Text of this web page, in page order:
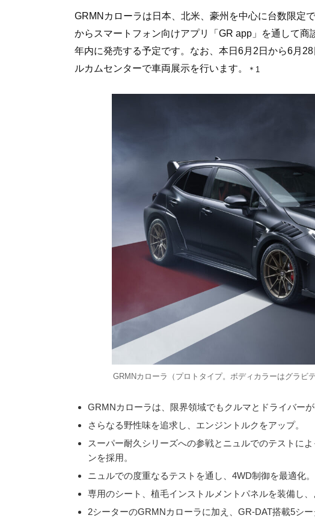
GRMNカローラは日本、北米、豪州を中心に台数限定
からスマートフォン向けアプリ「GR app」を通して
年内に発売する予定です。なお、本日6月2日から6月
ルカムセンターで車両展示を行います。
＊1
GRMNカローラ（プロトタイプ。ボディカラーはグラビテ
GRMNカローラは、限界領域でもクルマとドライバー
さらなる野性味を追求し、エンジントルクをアップ。
スーパー耐久シリーズへの参戦とニュルでのテストに
ンを採用。
ニュルでの度重なるテストを通し、4WD制御を最適化。
専用のシート、植毛インストルメントパネルを装備し
2シーターのGRMNカローラに加え、GR-DAT搭載5シ